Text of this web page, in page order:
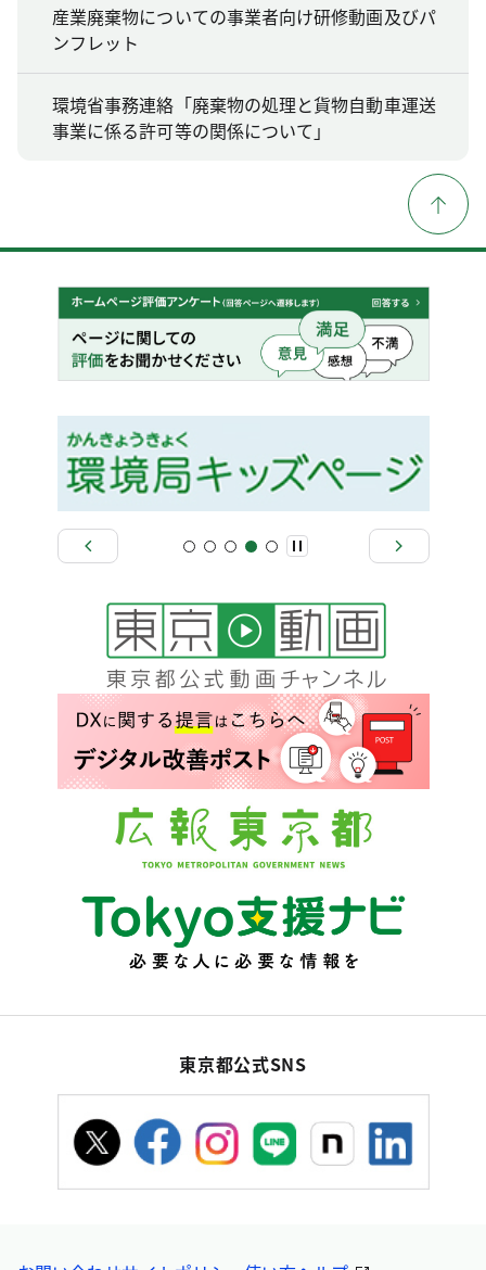
産業廃棄物についての事業者向け研修動画及びパ
ンフレット
環境省事務連絡「廃棄物の処理と貨物自動車運送
事業に係る許可等の関係について」
東京都公式SNS